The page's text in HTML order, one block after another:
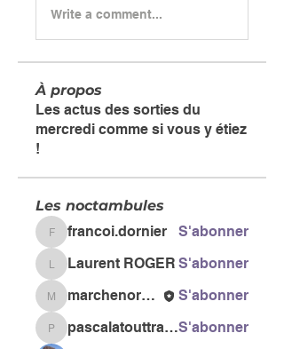
Write a comment...
À propos
Les actus des sorties du
mercredi comme si vous y étiez
!
Les noctambules
francoi.dornier
francoi.dornier S'abonner
Laurent ROGER
Laurent ROGER S'abonner
marchenordiquegailmarchenordiquegail S'abonner
pascalatouttravaux pascalatouttravauxS'abonner